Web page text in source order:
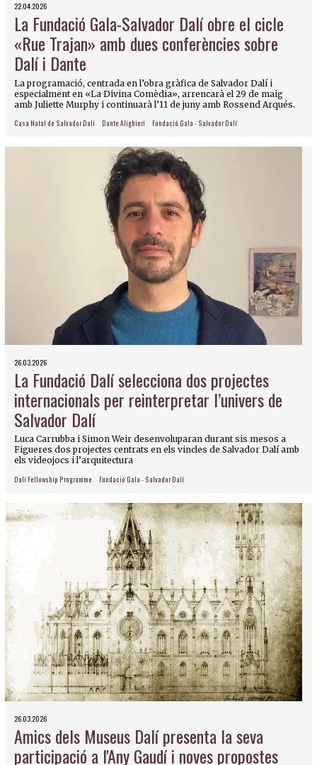
22.04.2026
La Fundació Gala-Salvador Dalí obre el cicle
«Rue Trajan» amb dues conferències sobre
Dalí i Dante
La programació, centrada en l’obra gràfica de Salvador Dalí i
especialment en «La Divina Comèdia», arrencarà el 29 de maig
amb Juliette Murphy i continuarà l’11 de juny amb Rossend Arqués.
Casa Natal de Salvador Dalí Dante Alighieri Fundació Gala - Salvador Dalí
26.03.2026
La Fundació Dalí selecciona dos projectes
internacionals per reinterpretar l’univers de
Salvador Dalí
Luca Carrubba i Simon Weir desenvoluparan durant sis mesos a
Figueres dos projectes centrats en els vincles de Salvador Dalí amb
els videojocs i l’arquitectura
Dalí Fellowship Programme Fundació Gala - Salvador Dalí
26.03.2026
Amics dels Museus Dalí presenta la seva
participació a l'Any Gaudí i noves propostes